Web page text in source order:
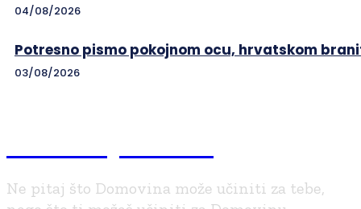
04/08/2026
Potresno pismo pokojnom ocu, hrvatskom
03/08/2026
Ne pitaj što Domovina može učiniti za tebe,